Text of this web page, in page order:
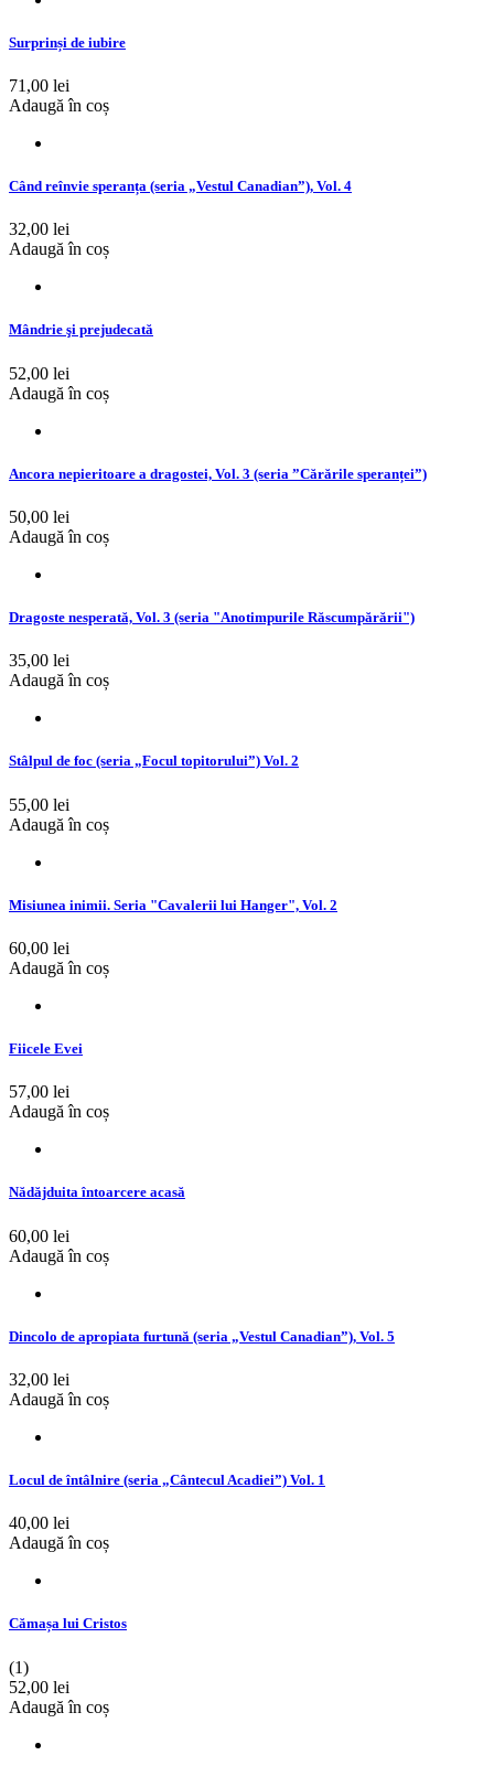
Surprinși de iubire
71,00 lei
Adaugă în coș
Când reînvie speranța (seria „Vestul Canadian”), Vol. 4
32,00 lei
Adaugă în coș
Mândrie şi prejudecată
52,00 lei
Adaugă în coș
Ancora nepieritoare a dragostei, Vol. 3 (seria ”Cărările speranței”)
50,00 lei
Adaugă în coș
Dragoste nesperată, Vol. 3 (seria "Anotimpurile Răscumpărării")
35,00 lei
Adaugă în coș
Stâlpul de foc (seria „Focul topitorului”) Vol. 2
55,00 lei
Adaugă în coș
Misiunea inimii. Seria "Cavalerii lui Hanger", Vol. 2
60,00 lei
Adaugă în coș
Fiicele Evei
57,00 lei
Adaugă în coș
Nădăjduita întoarcere acasă
60,00 lei
Adaugă în coș
Dincolo de apropiata furtună (seria „Vestul Canadian”), Vol. 5
32,00 lei
Adaugă în coș
Locul de întâlnire (seria „Cântecul Acadiei”) Vol. 1
40,00 lei
Adaugă în coș
Cămașa lui Cristos
(1)
52,00 lei
Adaugă în coș